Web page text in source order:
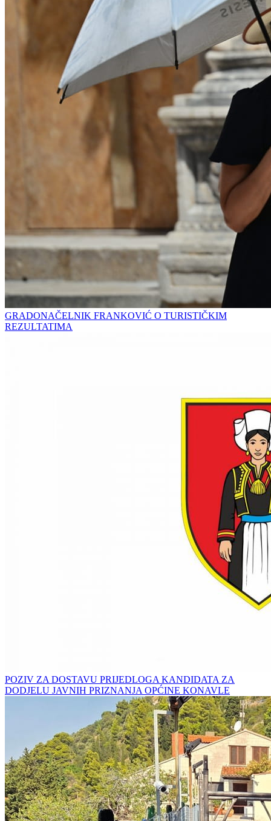
GRADONAČELNIK FRANKOVIĆ O TURISTIČKIM
REZULTATIMA
POZIV ZA DOSTAVU PRIJEDLOGA KANDIDATA ZA
DODJELU JAVNIH PRIZNANJA OPĆINE KONAVLE